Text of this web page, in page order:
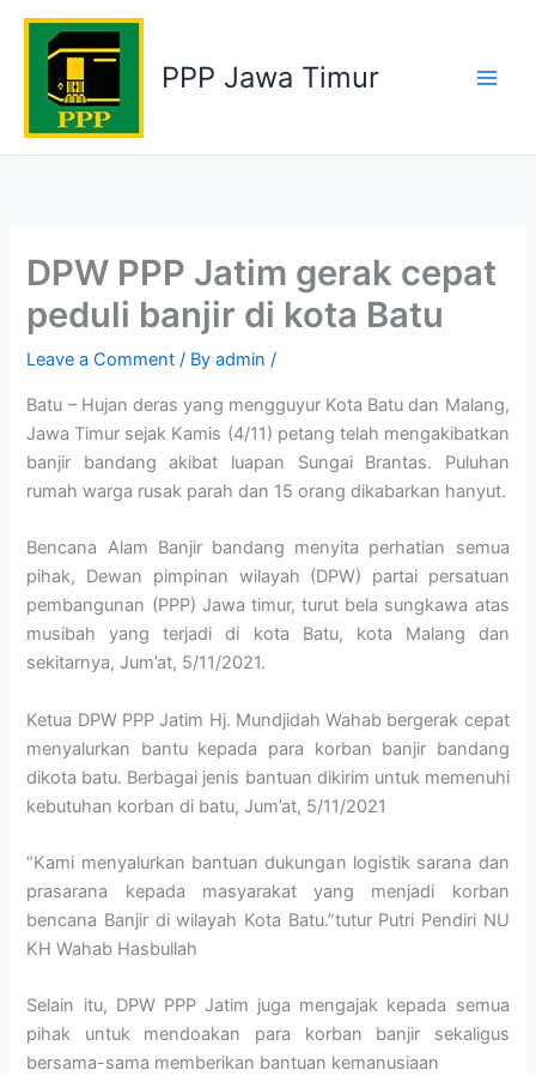
Skip
content
PPP Jawa Timur
DPW PPP Jatim gerak cepat
peduli banjir di kota Batu
Leave a Comment / Byadmin/
Batu – Hujan deras yang mengguyur Kota Batu dan Malang,
Jawa Timur sejak Kamis (4/11) petang telah mengakibatkan
banjir bandang akibat luapan Sungai Brantas. Puluhan
rumah warga rusak parah dan 15 orang dikabarkan hanyut.
Bencana Alam Banjir bandang menyita perhatian semua
pihak, Dewan pimpinan wilayah (DPW) partai persatuan
pembangunan (PPP) Jawa timur, turut bela sungkawa atas
musibah yang terjadi di kota Batu, kota Malang dan
sekitarnya, Jum’at, 5/11/2021.
Ketua DPW PPP Jatim Hj. Mundjidah Wahab bergerak cepat
menyalurkan bantu kepada para korban banjir bandang
dikota batu. Berbagai jenis bantuan dikirim untuk memenuhi
kebutuhan korban di batu, Jum’at, 5/11/2021
“Kami menyalurkan bantuan dukungan logistik sarana dan
prasarana kepada masyarakat yang menjadi korban
bencana Banjir di wilayah Kota Batu.”tutur Putri Pendiri NU
KH Wahab Hasbullah
Selain itu, DPW PPP Jatim juga mengajak kepada semua
pihak untuk mendoakan para korban banjir sekaligus
bersama-sama memberikan bantuan kemanusiaan